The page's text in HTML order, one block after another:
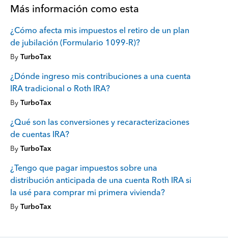
Más información como esta
¿Cómo afecta mis impuestos el retiro de un plan
de jubilación (Formulario 1099-R)?
By TurboTax
¿Dónde ingreso mis contribuciones a una cuenta
IRA tradicional o Roth IRA?
By TurboTax
¿Qué son las conversiones y recaracterizaciones
de cuentas IRA?
By TurboTax
¿Tengo que pagar impuestos sobre una
distribución anticipada de una cuenta Roth IRA si
la usé para comprar mi primera vivienda?
By TurboTax